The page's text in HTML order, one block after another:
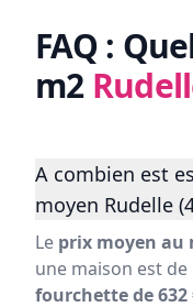
FAQ :
m2
A combien est
moyen Rudelle
Le prix moyen au
une maison est de
fourchette de 632